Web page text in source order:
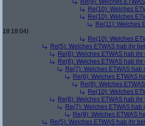
Re(9): Welches
Re(10): Welches
Re(10): Welches
Re(11): Welches
18:18:04)
Re(10): Welches
Re(5): Welches ETWAS hab ihr
Re(6): Welches ETWAS hab ihr
Re(6): Welches ETWAS hab ihr
Re(7): Welches ETWAS hab
Re(8): Welches ETWAS
Re(9): Welches
Re(10): Welches
Re(6): Welches ETWAS hab ihr
Re(7): Welches ETWAS hab
Re(8): Welches ETWAS
Re(5): Welches ETWAS hab ihr